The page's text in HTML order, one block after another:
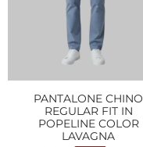
PANTALONE CHINO
REGULAR FIT IN
POPELINE COLOR
LAVAGNA